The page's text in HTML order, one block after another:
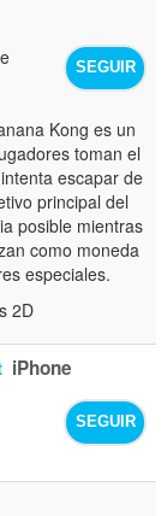
SEGUIR
Kong es un
toman el
escapar de
principal del
posible mientras
como moneda
especiales.
2D
iPhone
SEGUIR